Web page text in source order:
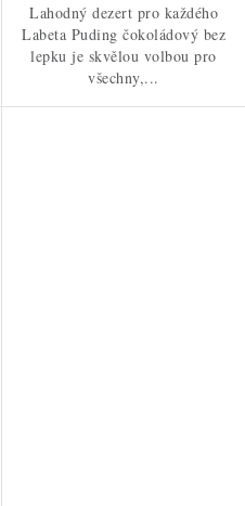
Lahodný dezert pro každého
Labeta Puding čokoládový bez
lepku je skvělou volbou pro
všechny,...